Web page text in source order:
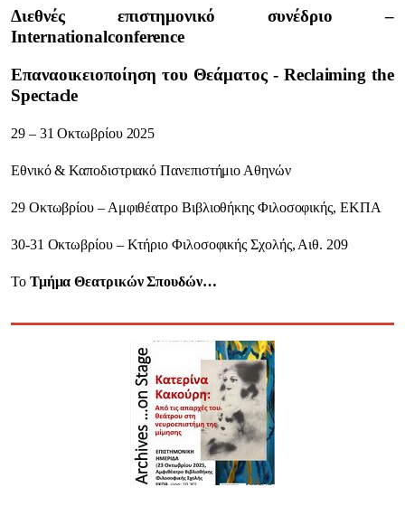
Διεθνές επιστημονικό συνέδριο –
Internationalconference
Επαναοικειοποίηση του Θεάματος - Reclaiming the
Spectacle
29 – 31 Οκτωβρίου 2025
Εθνικό & Καποδιστριακό Πανεπιστήμιο Αθηνών
29 Οκτωβρίου – Αμφιθέατρο Βιβλιοθήκης Φιλοσοφικής, ΕΚΠΑ
30-31 Οκτωβρίου – Κτήριο Φιλοσοφικής Σχολής, Αιθ. 209
Το Τμήμα Θεατρικών Σπουδών…